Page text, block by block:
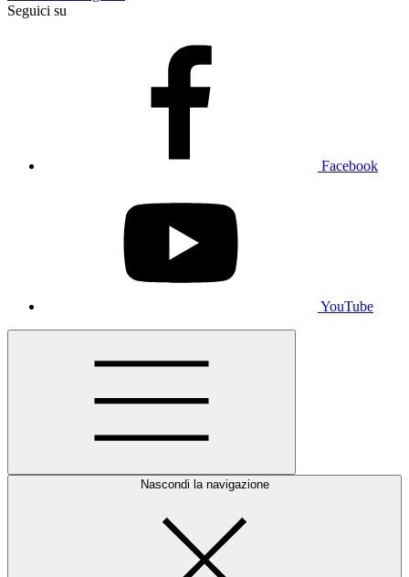
Seguici su
Facebook
YouTube
Nascondi la navigazione